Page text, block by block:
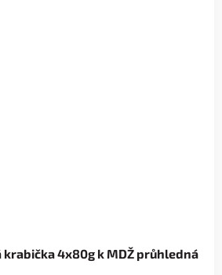
krabička 4x80g k MDŽ průhledná